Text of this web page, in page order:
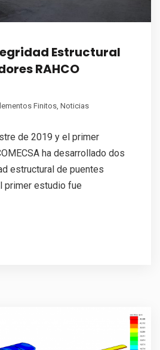
Estructural
RAHCO
Finitos, Noticias
de 2019 y el primer
ha desarrollado dos
estructural de puentes
primer estudio fue